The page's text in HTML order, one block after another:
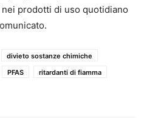
prodotti di uso quotidiano
divieto sostanze chimiche
PFAS
ritardanti di fiamma